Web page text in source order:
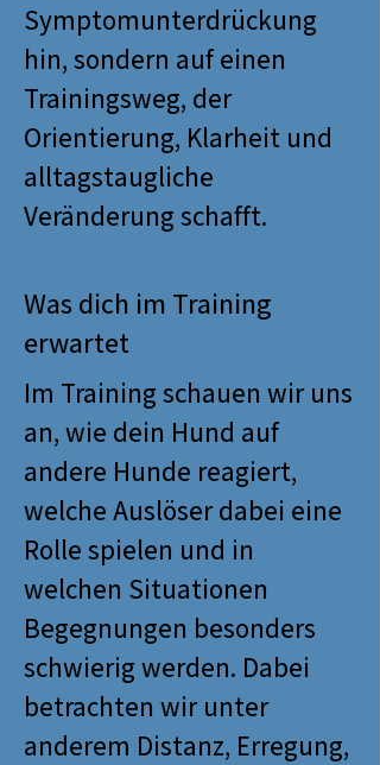
Symptomunterdrückung
hin, sondern auf einen
Trainingsweg, der
Orientierung, Klarheit und
alltagstaugliche
Veränderung schafft.
Was dich im Training
erwartet
Im Training schauen wir uns
an, wie dein Hund auf
andere Hunde reagiert,
welche Auslöser dabei eine
Rolle spielen und in
welchen Situationen
Begegnungen besonders
schwierig werden. Dabei
betrachten wir unter
anderem Distanz, Erregung,